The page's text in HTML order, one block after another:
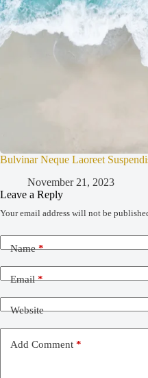
Bulvinar Neque Laoreet
November 21, 2023
Leave a Reply
Your email address will not be
Name*
Email*
Website
Add Comment *